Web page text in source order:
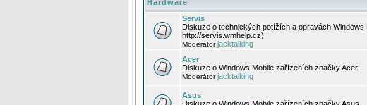
Hardware
Servis
Diskuze o technických potížích a opravách
http://servis.wmhelp.cz).
Moderátorjacktalking
Acer
Diskuze o Windows Mobile zařízeních značky Acer.
Moderátorjacktalking
Asus